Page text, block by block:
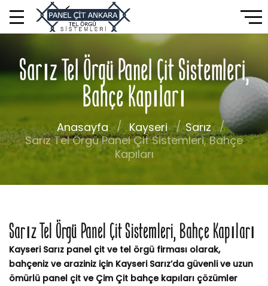
Sarız Tel Örgü Panel Çit Sistemleri,
Bahçe Kapıları
Anasayfa Kayseri
Sarız
Sarız Tel Örgü Panel Çit Sistemleri, Bahçe
Kapıları
Sarız Tel Örgü Panel Çit Sistemleri, Bahçe Kapıları
Kayseri Sarız panel çit ve tel örgü firması olarak,
bahçeniz ve araziniz için Kayseri Sarız’da güvenli ve uzun
ömürlü panel çit ve Çim Çit bahçe kapıları çözümler